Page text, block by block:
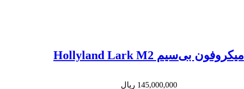
میکروفون بی‌سیم Hollyland Lark M2
145,000,000 ریال